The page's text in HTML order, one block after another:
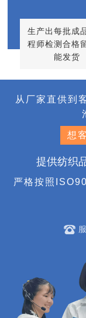
生产出每批成
程师检测合格
能发货
从厂家直供到
想
提供纺织
严格按照